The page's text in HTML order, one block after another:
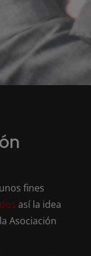
fines
así la idea
Asociación